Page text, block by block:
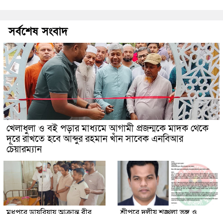
সর্বশেষ সংবাদ
খেলাধুলা ও বই পড়ার মাধ্যমে আগামী প্রজন্মকে মাদক থেকে
দূরে রাখতে হবে আব্দুর রহমান খাঁন সাবেক এনবিআর
চেয়ারম্যান